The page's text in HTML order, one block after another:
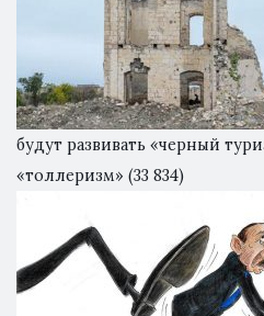
будут развивать «черный
«толлеризм» (33 834)